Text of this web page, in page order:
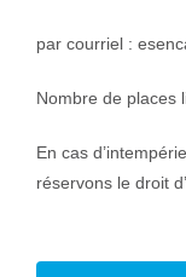
par courriel :
Nombre de places
En cas
réservons le droit